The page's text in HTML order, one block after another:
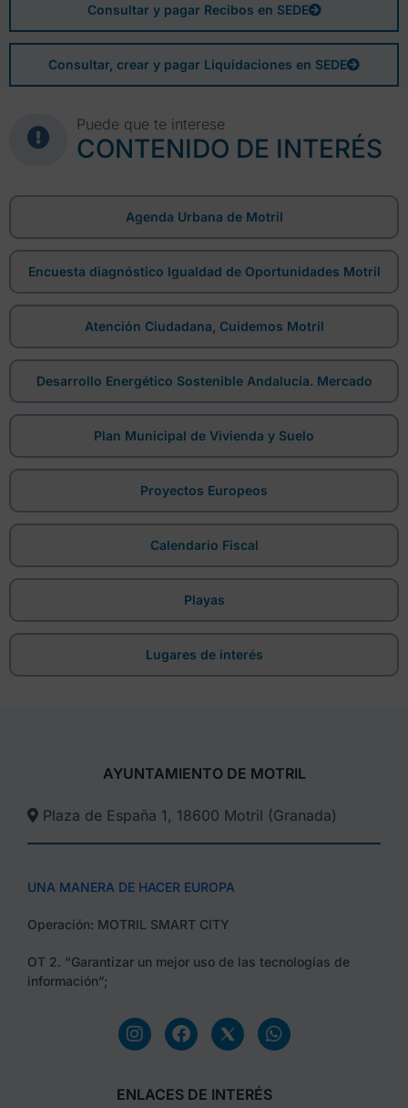
Consultar y pagar Recibos en SEDE
Consultar, crear y pagar Liquidaciones en SEDE
Puede que te interese
CONTENIDO DE INTERÉS
Agenda Urbana de Motril
Encuesta diagnóstico Igualdad de Oportunidades Motril
Atención Ciudadana, Cuidemos Motril
Desarrollo Energético Sostenible Andalucía. Mercado
Plan Municipal de Vivienda y Suelo
Proyectos Europeos
Calendario Fiscal
Playas
Lugares de interés
AYUNTAMIENTO DE MOTRIL
Plaza de España 1, 18600 Motril (Granada)​
UNA MANERA DE HACER EUROPA
Operación: MOTRIL SMART CITY
OT 2. “Garantizar un mejor uso de las tecnologías de
información”;
ENLACES DE INTERÉS